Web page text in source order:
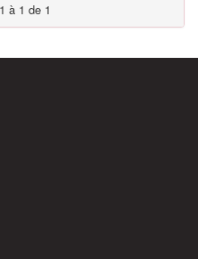
à 1 de 1